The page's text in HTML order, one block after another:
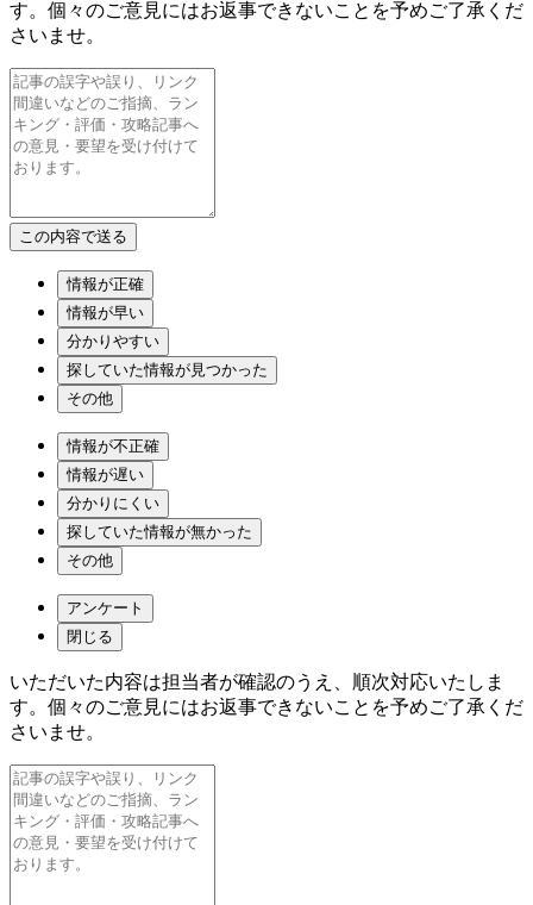
す。個々のご意見にはお返事できないことを予めご了承くだ
さいませ。
情報が正確
情報が早い
分かりやすい
探していた情報が見つかった
その他
情報が不正確
情報が遅い
分かりにくい
探していた情報が無かった
その他
アンケート
閉じる
いただいた内容は担当者が確認のうえ、順次対応いたしま
す。個々のご意見にはお返事できないことを予めご了承くだ
さいませ。